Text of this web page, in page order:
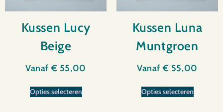
Kussen Lucy
Beige
Vanaf€ 55,00
Opties selecteren
Kussen Luna
Muntgroen
Vanaf€ 55,00
Opties selecteren